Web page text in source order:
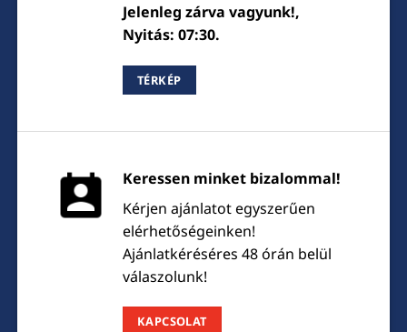
Jelenleg zárva vagyunk!,
Nyitás: 07:30.
TÉRKÉP
Keressen minket bizalommal!
Kérjen ajánlatot egyszerűen
elérhetőségeinken!
Ajánlatkéréséres 48 órán belül
válaszolunk!
KAPCSOLAT